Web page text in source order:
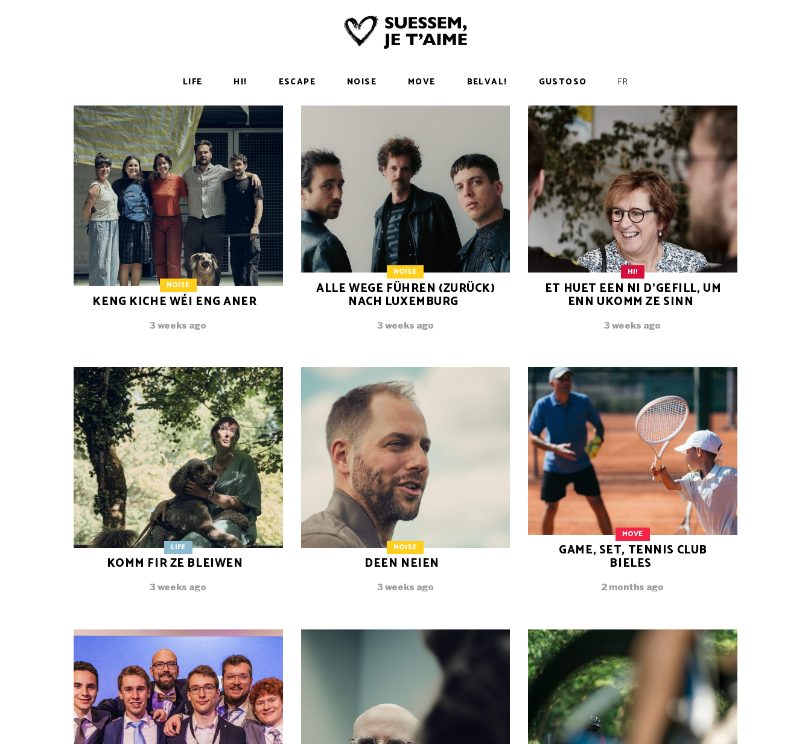
LIFE HI! ESCAPE NOISE MOVE BELVAL! GUSTOSO FR
NOISE
KENG KICHE WÉI ENG ANER
3 weeks ago
NOISE
ALLE WEGE FÜHREN (ZURÜCK)
NACH LUXEMBURG
3 weeks ago
HI!
ET HUET EEN NI D’GEFILL, UM
ENN UKOMM ZE SINN
3 weeks ago
LIFE
KOMM FIR ZE BLEIWEN
3 weeks ago
NOISE
DEEN NEIEN
3 weeks ago
MOVE
GAME, SET, TENNIS CLUB
BIELES
2 months ago